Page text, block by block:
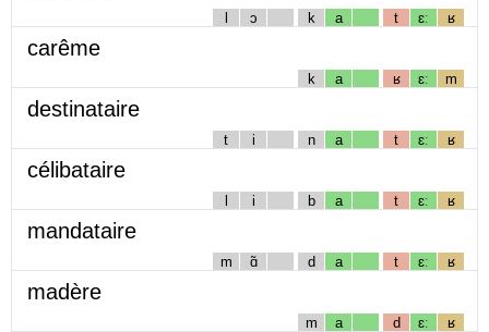
l ɔ k a t ɛː ʁ
carême
k a ʁ ɛː m
destinataire
t i n a t ɛː ʁ
célibataire
l i b a t ɛː ʁ
mandataire
m ɑ̃ d a t ɛː ʁ
madère
m a d ɛː ʁ